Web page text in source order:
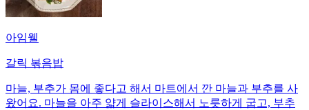
아임웰
갈릭 볶음밥
마늘, 부추가 몸에 좋다고 해서 마트에서 깐 마늘과 부추를 사
왔어요. 마늘을 아주 얇게 슬라이스해서 노릇하게 굽고, 부추